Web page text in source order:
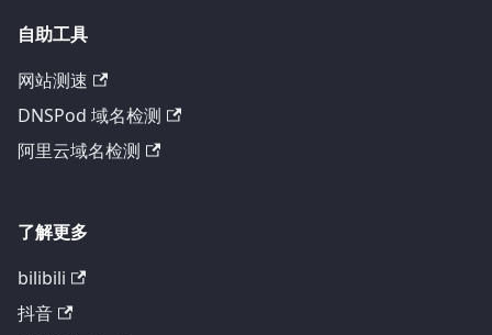
自助工具
网站测速
DNSPod 域名检测
阿里云域名检测
了解更多
bilibili
抖音